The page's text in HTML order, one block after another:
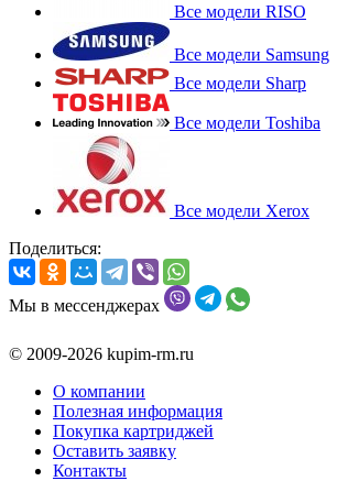
Все модели RISO
Все модели Samsung
Все модели Sharp
Все модели Toshiba
Все модели Xerox
Поделиться:
Мы в мессенджерах
© 2009-2026 kupim-rm.ru
О компании
Полезная информация
Покупка картриджей
Оставить заявку
Контакты